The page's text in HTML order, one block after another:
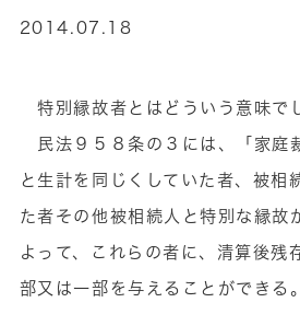
2014.07.18
特別縁故者とはどういう意味で
民法９５８条の３には、「家庭
と生計を同じくしていた者、被相
た者その他被相続人と特別な縁故
よって、これらの者に、清算後残
部又は一部を与えることができる